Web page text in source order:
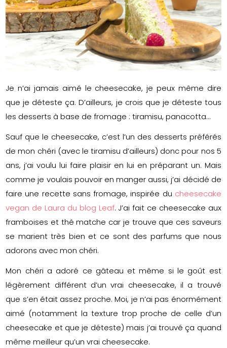
Je n’ai jamais aimé le cheesecake, je peux même dire
que je déteste ça. D’ailleurs, je crois que je déteste tous
les desserts à base de fromage : tiramisu, panacotta…
Sauf que le cheesecake, c’est l’un des desserts préférés
de mon chéri (avec le tiramisu d’ailleurs) donc pour nos 5
ans, j’ai voulu lui faire plaisir en lui en préparant un. Mais
comme je voulais pouvoir en manger aussi, j’ai décidé de
faire une recette sans fromage, inspirée du cheesecake
vegan de Laura du blog Leaf. J’ai fait ce cheesecake aux
framboises et thé matche car je trouve que ces saveurs
se marient très bien et ce sont des parfums que nous
adorons avec mon chéri.
Mon chéri a adoré ce gâteau et même si le goût est
légèrement différent d’un vrai cheesecake, il a trouvé
que s’en était assez proche. Moi, je n’ai pas énormément
aimé (notamment la texture trop proche de celle d’un
cheesecake et que je déteste) mais j’ai trouvé ça quand
même meilleur qu’un vrai cheesecake.